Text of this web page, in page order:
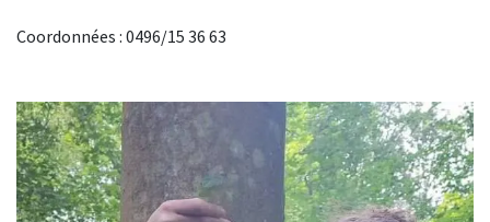
Coordonnées : 0496/15 36 63